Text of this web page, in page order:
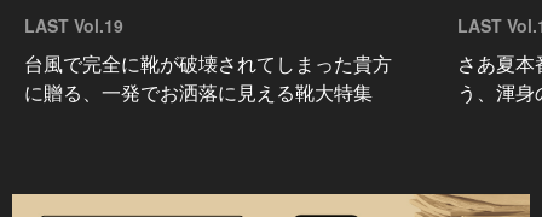
LAST Vol.19
台風で完全に靴が破壊されてしまった貴方
に贈る、一発でお洒落に見える靴大特集
LAST
さあ夏
う、渾